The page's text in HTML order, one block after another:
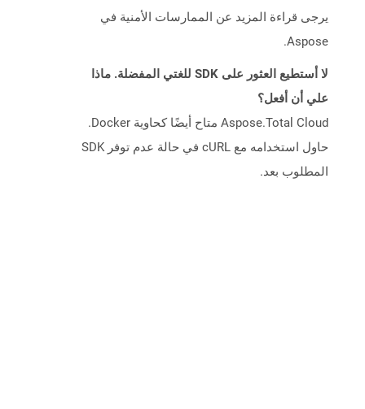
يرجى قراءة المزيد عن الممارسات الأمنية في
Aspose.
لا أستطيع العثور على SDK للغتي المفضلة. ماذا
علي أن أفعل؟
Aspose.Total Cloud متاح أيضًا كحاوية Docker.
حاول استخدامه مع cURL في حالة عدم توفر SDK
المطلوب بعد.